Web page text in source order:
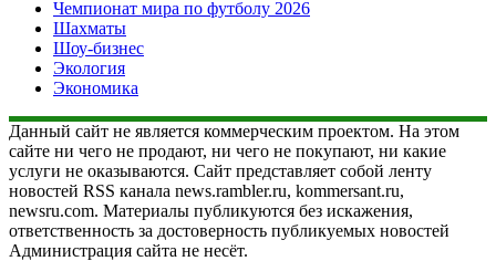
Чемпионат мира по футболу 2026
Шахматы
Шоу-бизнес
Экология
Экономика
Данный сайт не является коммерческим проектом. На этом
сайте ни чего не продают, ни чего не покупают, ни какие
услуги не оказываются. Сайт представляет собой ленту
новостей RSS канала news.rambler.ru, kommersant.ru,
newsru.com. Материалы публикуются без искажения,
ответственность за достоверность публикуемых новостей
Администрация сайта не несёт.